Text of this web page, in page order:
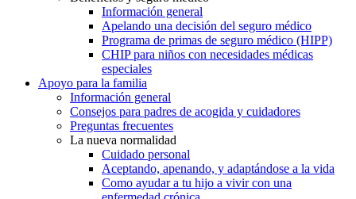
Información general
Apelando una decisión del seguro médico
Programa de primas de seguro médico (HIPP)
CHIP para niños con necesidades médicas
especiales
Apoyo para la familia
Información general
Consejos para padres de acogida y cuidadores
Preguntas frecuentes
La nueva normalidad
Cuidado personal
Aceptando, apenando, y adaptándose a la vida
Como ayudar a tu hijo a vivir con una